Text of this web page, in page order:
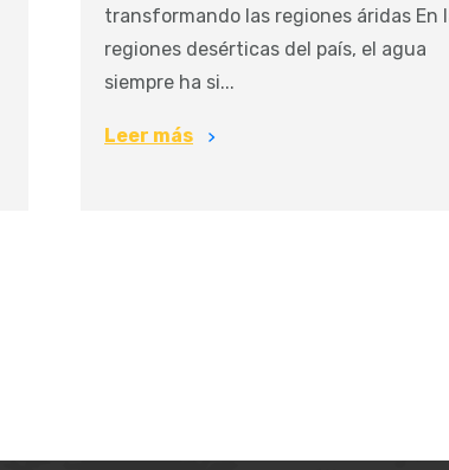
transformando las regiones áridas En
regiones desérticas del país, el agua
siempre ha si...
Leer más